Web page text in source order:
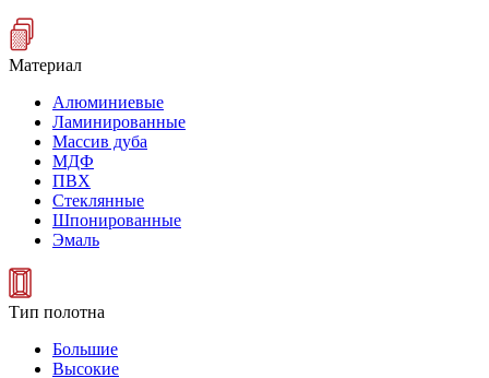
Материал
Алюминиевые
Ламинированные
Массив дуба
МДФ
ПВХ
Стеклянные
Шпонированные
Эмаль
Тип полотна
Большие
Высокие